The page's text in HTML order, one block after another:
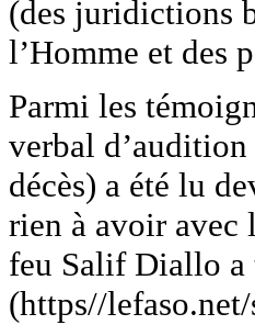
(des juridictions
l’Homme et des
Parmi les
verbal
décès) a été lu
rien à avoir avec
feu Salif Diallo a
(https//